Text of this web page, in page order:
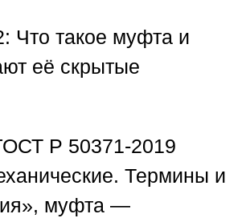
Что такое муфта и
её скрытые
Р 50371-2019
Термины и
муфта —